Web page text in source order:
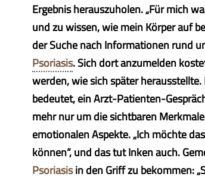
Ergebnis herauszuholen. „Für mich
und zu wissen, wie mein Körper auf
der Suche nach Informationen rund
Psoriasis. Sich dort anzumelden
werden, wie sich später
bedeutet, ein Arzt-Patienten-
mehr nur um die sichtbaren
emotionalen Aspekte. „Ich möchte
können“, und das tut Inken auch.
Psoriasisin den Griff zu bekommen: